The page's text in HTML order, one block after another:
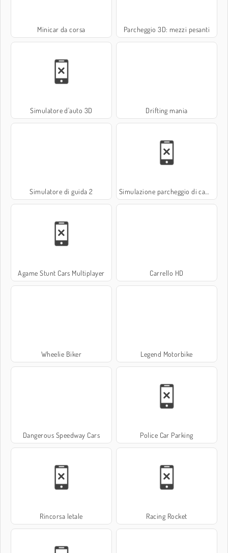
Minicar da corsa Parcheggio 3D: mezzi pesanti
Simulatore d'auto 3D Drifting mania
Simulatore di guida 2 Simulazione parcheggio di camion 3D
Agame Stunt Cars Multiplayer Carrello HD
Wheelie Biker Legend Motorbike
Dangerous Speedway Cars Police Car Parking
Rincorsa letale Racing Rocket